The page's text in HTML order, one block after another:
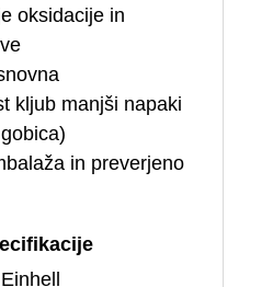
oksidacije in
kljub manjši napaki
in preverjeno